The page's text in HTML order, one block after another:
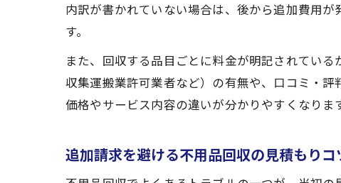
内訳が書かれていない場合は、後から追加費用
す。
また、回収する品目ごとに料金が明記されてい
収集運搬業許可業者など）の有無や、口コミ・
価格やサービス内容の違いが分かりやすくなりま
追加請求を避ける不用品回収の見積もりコ